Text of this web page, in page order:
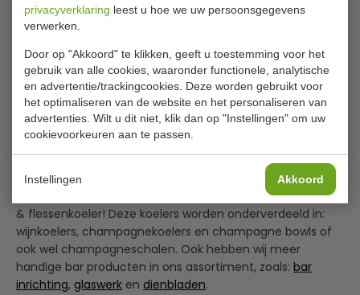
privacyverklaring leest u hoe we uw persoonsgegevens
verwerken.
Door op "Akkoord" te klikken, geeft u toestemming voor het
gebruik van alle cookies, waaronder functionele, analytische
en advertentie/trackingcookies. Deze worden gebruikt voor
het optimaliseren van de website en het personaliseren van
advertenties. Wilt u dit niet, klik dan op "Instellingen" om uw
cookievoorkeuren aan te passen.
Instellingen Akkoord
RVS | H15 x Ø 14 cm
OlympiaL279
€ 36,49 € 34,00
Bekijken
H 24 cm | inhoud 14 liter
APSU217
€ 65,99 € 58,00
Een onmisbaar item om in uw zaak te hebben is de wijn-
& flessenkoeler! Deze koelers worden onderverdeeld in:
wijnkoelers, champagnekoelers en champagne bowls of
ook wel champagneschalen. Ook hebben wij meer
handige bar producten in ons assortiment, zoals: bar
inrichting, glaswerk en dienbladen.